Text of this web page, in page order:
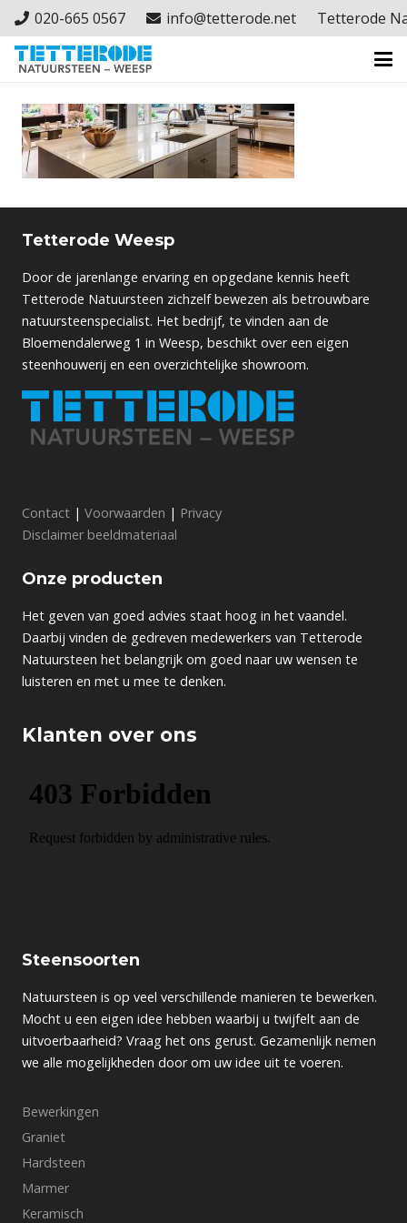
020-665 0567 info@tetterode.net Tetterode
Tetterode Weesp
Door de jarenlange ervaring en opgedane kennis heeft
Tetterode Natuursteen zichzelf bewezen als betrouwbare
natuursteenspecialist. Het bedrijf, te vinden aan de
Bloemendalerweg 1 in Weesp, beschikt over een eigen
steenhouwerij en een overzichtelijke showroom.
Contact | Voorwaarden | Privacy
Disclaimer beeldmateriaal
Onze producten
Het geven van goed advies staat hoog in het vaandel.
Daarbij vinden de gedreven medewerkers van Tetterode
Natuursteen het belangrijk om goed naar uw wensen te
luisteren en met u mee te denken.
Klanten over ons
Steensoorten
Natuursteen is op veel verschillende manieren te bewerken.
Mocht u een eigen idee hebben waarbij u twijfelt aan de
uitvoerbaarheid? Vraag het ons gerust. Gezamenlijk nemen
we alle mogelijkheden door om uw idee uit te voeren.
Bewerkingen
Graniet
Hardsteen
Marmer
Keramisch